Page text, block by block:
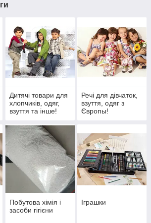
Дитячі товари для
хлопчиків, одяг,
взуття та інше!
бренди, супер
якість!
Речі для дівчаток,
взуття, одяг з
Європы!
якість!
Побутова хімія і
засоби гігієни
Іграшки